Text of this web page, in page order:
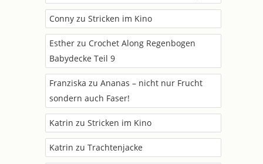
Conny zu Stricken im Kino
Esther zu Crochet Along Regenbogen
Babydecke Teil 9
Franziska zu Ananas – nicht nur Frucht
sondern auch Faser!
Katrin zu Stricken im Kino
Katrin zu Trachtenjacke